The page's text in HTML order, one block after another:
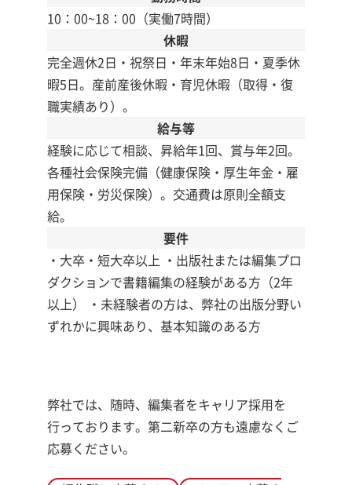
10：00~18：00（実働7時間）
休暇
完全週休2日・祝祭日・年末年始8日・夏季休
暇5日。産前産後休暇・育児休暇（取得・復
職実績あり）。
給与等
経験に応じて相談、昇給年1回、賞与年2回。
各種社会保険完備（健康保険・厚生年金・雇
用保険・労災保険）。交通費は原則全額支
給。
要件
・大卒・短大卒以上 ・出版社または編集プロ
ダクションで書籍編集の経験がある方（2年
以上） ・未経験者の方は、弊社の出版分野い
ずれかに興味あり、基本知識のある方
弊社では、随時、編集者をキャリア採用を
行っております。第二新卒の方も遠慮なくご
応募ください。